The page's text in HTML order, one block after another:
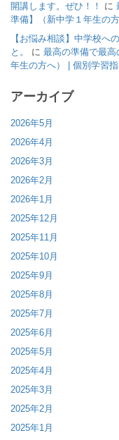
開講します。ぜひ！！
に
準備】（新中学１年生の
【お悩み相談】中学校へ
と。
に 最高の準備で最高
年生の方へ） | 個別学習
アーカイブ
2026年5月
2026年4月
2026年3月
2026年2月
2026年1月
2025年12月
2025年11月
2025年10月
2025年9月
2025年8月
2025年7月
2025年6月
2025年5月
2025年4月
2025年3月
2025年2月
2025年1月